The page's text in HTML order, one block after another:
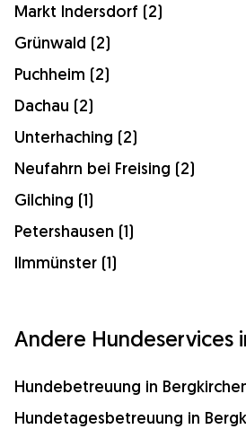
Markt Indersdorf (2)
Grünwald (2)
Puchheim (2)
Dachau (2)
Unterhaching (2)
Neufahrn bei Freising (2)
Gilching (1)
Petershausen (1)
Ilmmünster (1)
Andere Hundeservices
Hundebetreuung in
Hundetagesbetreuung in